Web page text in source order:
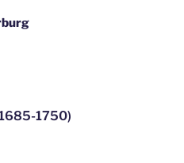
1750)